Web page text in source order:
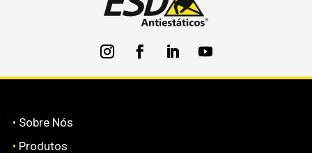
• Sobre Nós
• Produtos